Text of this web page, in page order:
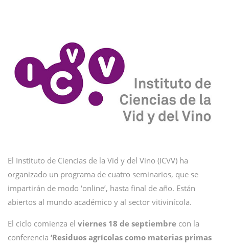
El Instituto de Ciencias de la Vid y del Vino (ICVV) ha
organizado un programa de cuatro seminarios, que se
impartirán de modo ‘online’, hasta final de año. Están
abiertos al mundo académico y al sector vitivinícola.
El ciclo comienza el viernes 18 de septiembre con la
conferencia ‘Residuos agrícolas como materias primas